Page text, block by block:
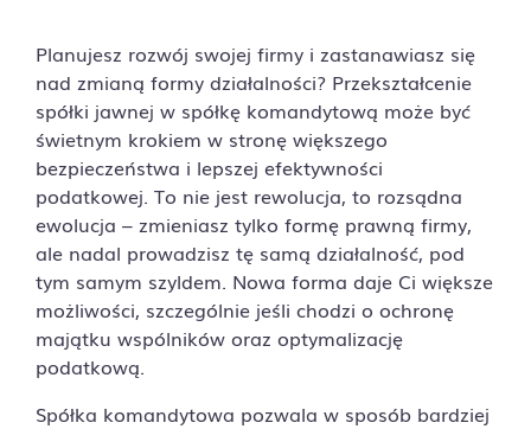
Planujesz rozwój swojej firmy i zastanawiasz się
nad zmianą formy działalności? Przekształcenie
spółki jawnej w spółkę komandytową może być
świetnym krokiem w stronę większego
bezpieczeństwa i lepszej efektywności
podatkowej. To nie jest rewolucja, to rozsądna
ewolucja – zmieniasz tylko formę prawną firmy,
ale nadal prowadzisz tę samą działalność, pod
tym samym szyldem. Nowa forma daje Ci większe
możliwości, szczególnie jeśli chodzi o ochronę
majątku wspólników oraz optymalizację
podatkową.
Spółka komandytowa pozwala w sposób bardziej